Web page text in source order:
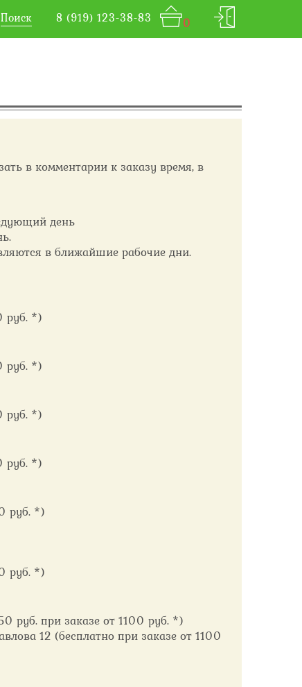
Поиск 8 (919) 123-38-83 0
в комментарии к заказу время, в
день
в ближайшие рабочие дни.
руб. *)
руб. *)
руб. *)
руб. *)
руб. *)
руб. *)
руб. при заказе от 1100 руб. *)
12 (бесплатно при заказе от 1100